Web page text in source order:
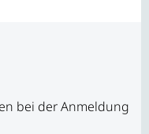
bei der Anmeldung